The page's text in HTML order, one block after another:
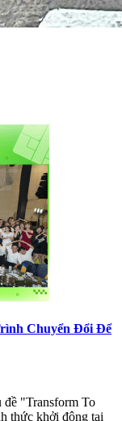
Chuyển Đổi Để
đề "Transform To
thức khởi động tại